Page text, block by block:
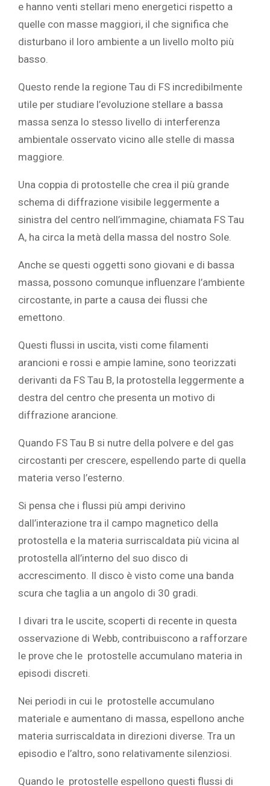
e hanno venti stellari meno energetici rispetto a
quelle con masse maggiori, il che significa che
disturbano il loro ambiente a un livello molto più
basso.
Questo rende la regione Tau di FS incredibilmente
utile per studiare l’evoluzione stellare a bassa
massa senza lo stesso livello di interferenza
ambientale osservato vicino alle stelle di massa
maggiore.
Una coppia di protostelle che crea il più grande
schema di diffrazione visibile leggermente a
sinistra del centro nell’immagine, chiamata FS Tau
A, ha circa la metà della massa del nostro Sole.
Anche se questi oggetti sono giovani e di bassa
massa, possono comunque influenzare l’ambiente
circostante, in parte a causa dei flussi che
emettono.
Questi flussi in uscita, visti come filamenti
arancioni e rossi e ampie lamine, sono teorizzati
derivanti da FS Tau B, la protostella leggermente a
destra del centro che presenta un motivo di
diffrazione arancione.
Quando FS Tau B si nutre della polvere e del gas
circostanti per crescere, espellendo parte di quella
materia verso l’esterno.
Si pensa che i flussi più ampi derivino
dall’interazione tra il campo magnetico della
protostella e la materia surriscaldata più vicina al
protostella all’interno del suo disco di
accrescimento. Il disco è visto come una banda
scura che taglia a un angolo di 30 gradi.
I divari tra le uscite, scoperti di recente in questa
osservazione di Webb, contribuiscono a rafforzare
le prove che le protostelle accumulano materia in
episodi discreti.
Nei periodi in cui le protostelle accumulano
materiale e aumentano di massa, espellono anche
materia surriscaldata in direzioni diverse. Tra un
episodio e l’altro, sono relativamente silenziosi.
Quando le protostelle espellono questi flussi di